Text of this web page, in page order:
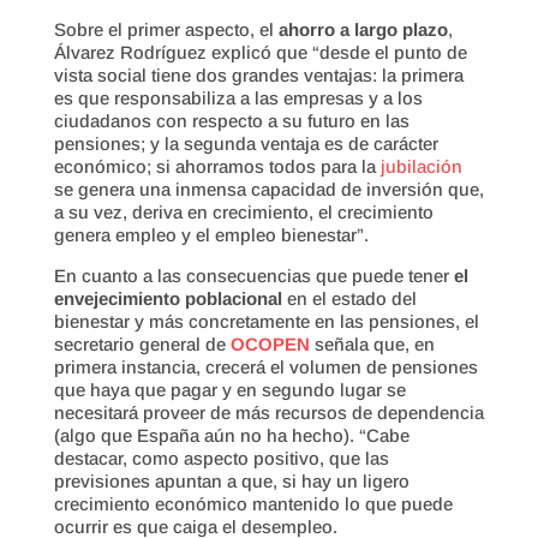
Sobre el primer aspecto, el ahorro a largo plazo,
Álvarez Rodríguez explicó que “desde el punto de
vista social tiene dos grandes ventajas: la primera
es que responsabiliza a las empresas y a los
ciudadanos con respecto a su futuro en las
pensiones; y la segunda ventaja es de carácter
económico; si ahorramos todos para la jubilación
se genera una inmensa capacidad de inversión que,
a su vez, deriva en crecimiento, el crecimiento
genera empleo y el empleo bienestar”.
En cuanto a las consecuencias que puede tener el
envejecimiento poblacional en el estado del
bienestar y más concretamente en las pensiones, el
secretario general de OCOPEN señala que, en
primera instancia, crecerá el volumen de pensiones
que haya que pagar y en segundo lugar se
necesitará proveer de más recursos de dependencia
(algo que España aún no ha hecho). “Cabe
destacar, como aspecto positivo, que las
previsiones apuntan a que, si hay un ligero
crecimiento económico mantenido lo que puede
ocurrir es que caiga el desempleo.